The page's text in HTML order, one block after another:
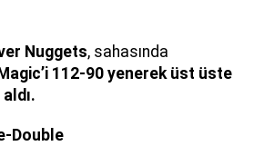
Nuggets, sahasında
112-90 yenerek üst üste
Double